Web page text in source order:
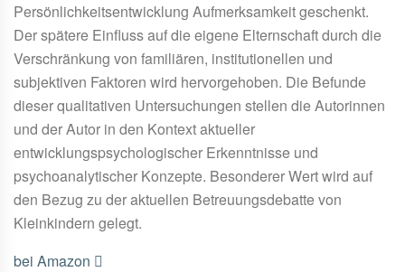
Persönlichkeitsentwicklung Aufmerksamkeit geschenkt.
Der spätere Einfluss auf die eigene Elternschaft durch die
Verschränkung von familiären, institutionellen und
subjektiven Faktoren wird hervorgehoben. Die Befunde
dieser qualitativen Untersuchungen stellen die Autorinnen
und der Autor in den Kontext aktueller
entwicklungspsychologischer Erkenntnisse und
psychoanalytischer Konzepte. Besonderer Wert wird auf
den Bezug zu der aktuellen Betreuungsdebatte von
Kleinkindern gelegt.
bei Amazon